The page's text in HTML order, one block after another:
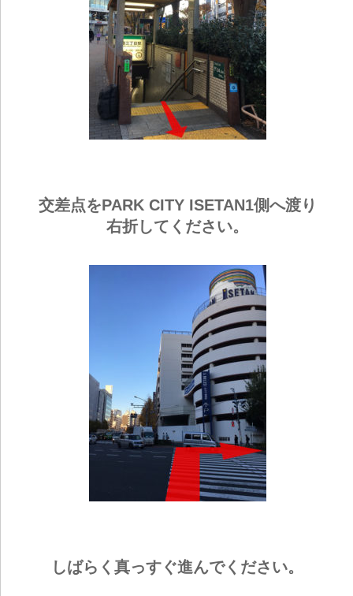
交差点をPARK CITY ISETAN1側へ渡り
右折してください。
しばらく真っすぐ進んでください。